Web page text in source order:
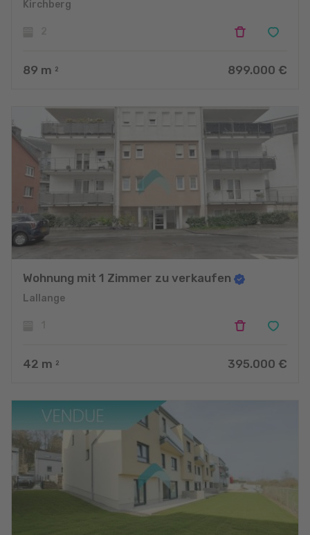
Kirchberg
89 m 2 899.000 €
Wohnung mit 1 Zimmer zu verkaufen
Lallange
42 m 2 395.000 €